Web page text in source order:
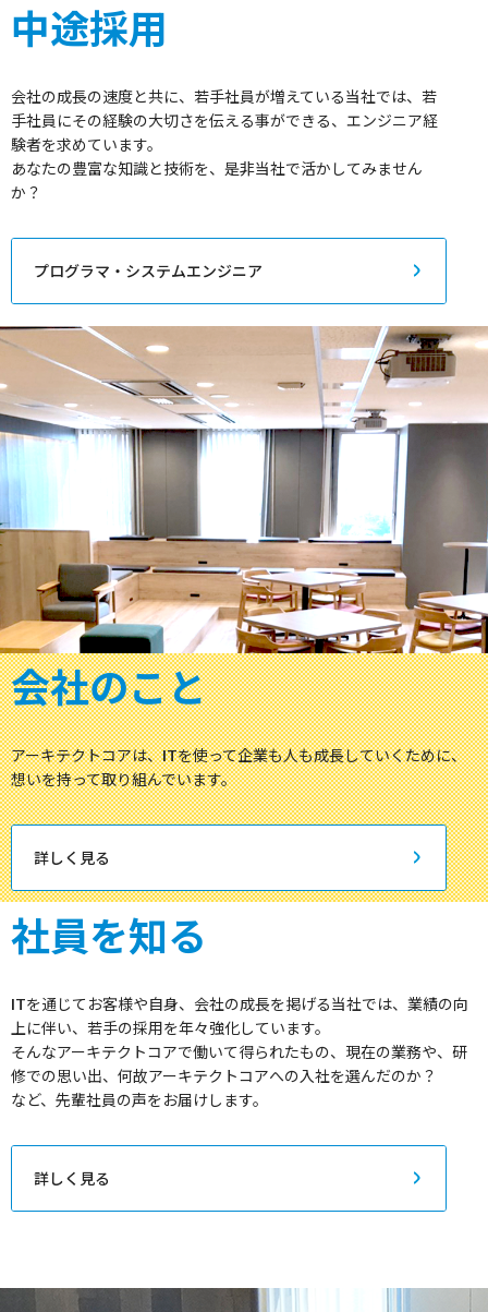
中途採用
会社の成長の速度と共に、若手社員が増えている当社では、若
手社員にその経験の大切さを伝える事ができる、エンジニア経
験者を求めています。
あなたの豊富な知識と技術を、是非当社で活かしてみません
か？
プログラマ・システムエンジニア
会社のこと
アーキテクトコアは、ITを使って企業も人も成長していくために、
想いを持って取り組んでいます。
詳しく見る
社員を知る
ITを通じてお客様や自身、会社の成長を掲げる当社では、業績の向
上に伴い、若手の採用を年々強化しています。
そんなアーキテクトコアで働いて得られたもの、現在の業務や、研
修での思い出、何故アーキテクトコアへの入社を選んだのか？
など、先輩社員の声をお届けします。
詳しく見る